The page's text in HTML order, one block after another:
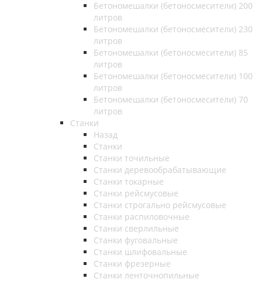
Бетономешалки (бетоносмесители) 200
литров
Бетономешалки (бетоносмесители) 230
литров
Бетономешалки (бетоносмесители) 85
литров
Бетономешалки (бетоносмесители) 100
литров
Бетономешалки (бетоносмесители) 70
литров
Станки
Назад
Станки
Станки точильные
Станки деревообрабатывающие
Станки токарные
Станки рейсмусовые
Станки строгально рейсмусовые
Станки распиловочные
Станки сверлильные
Станки фуговальные
Станки шлифовальные
Станки фрезерные
Станки ленточнопильные